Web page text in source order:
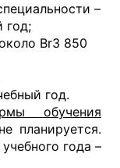
–
год;
Br3 850
год.
обучения
планируется.
года –